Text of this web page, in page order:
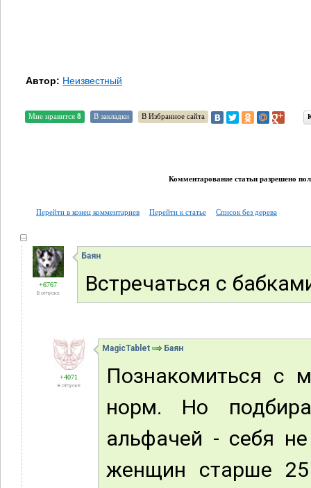
Автор: Неизвестный
Мне нравится 8 В закладки В Избранное сайта
Комментарование статьи разрешено
Перейти в конец комментариев Перейти к статье Список без дерева
+6767
В отпуске
Баян
Встречаться с
+4071
В отпуске
MagicTablet Баян
Познакомиться с
норм. Но
альфачей - себя
женщин старше